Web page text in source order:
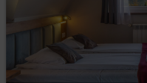
1. Zasady ogólne
Doba hotelowa trwa od godziny
godziny
11:00
w dniu
Goście zobowiązani są do